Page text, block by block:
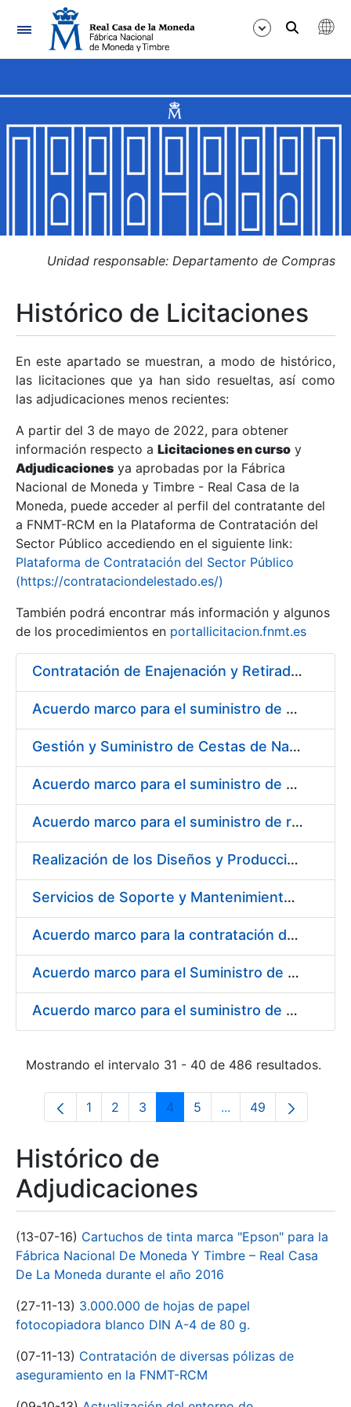
Navegación
Mostrar/Ocultar
Mostrar/Ocultar
Mostrar/Ocultar
Mostrar/Ocultar
Mostrar/Ocultar
Mostrar/Ocultar
Unidad responsable: Departamento de Compras
Histórico de Licitaciones
En este apartado se muestran, a modo de histórico,
las licitaciones que ya han sido resueltas, así como
las adjudicaciones menos recientes:
A partir del 3 de mayo de 2022, para obtener
información respecto a Licitaciones en curso y
Adjudicaciones ya aprobadas por la Fábrica
Nacional de Moneda y Timbre - Real Casa de la
Moneda, puede acceder al perfil del contratante del
a FNMT-RCM en la Plataforma de Contratación del
Sector Público accediendo en el siguiente link:
Plataforma de Contratación del Sector Público
(https://contrataciondelestado.es/)
También podrá encontrar más información y algunos
de los procedimientos en portallicitacion.fnmt.es
Contratación de Enajenación y Retirada de Chatarra de Hierro, Acero y Chapa de la RCM-FNMT
Acuerdo marco para el suministro de material de electricidad para la FNMT RCM en su sede de Madrid
Gestión y Suministro de Cestas de Navidad para los trabajadores de la Fábrica Nacional de Moneda y Timbre-Real Casa de la Moneda (FNMT-RCM) para el año 2021
Acuerdo marco para el suministro de material de transmisiones de potencia, rodamientos, estanqueidad e hidráulica
Acuerdo marco para el suministro de repuestos específicos de maquinaria
Realización de los Diseños y Producción del Material Gráfico, en sus diferentes formatos y dispositivos, para la correcta comunicación, tanto interna como externa, de la entidad pública empresarial, Fábrica Nacional de Moneda y Timbre-Real Casa de la Moneda (FNMT-RCM)
Servicios de Soporte y Mantenimiento Integral (correctivo, preventivo, evolutivo) del Sistema de Gestión del Ciclo de Vida de las Aplicaciones en el Área de Desarrollo de CERES
Acuerdo marco para la contratación del suministro de material de informática para equipos de producción
Acuerdo marco para el Suministro de Consumibles Informáticos
Acuerdo marco para el suministro de material de filtración
Mostrando el intervalo 31 - 40 de 486 resultados.
Página
1 Página
2 Página
3 Página
4 Página
5 ...Páginas intermedias
Página
49
Histórico de
Adjudicaciones
(13-07-16) Cartuchos de tinta marca "Epson" para la
Fábrica Nacional De Moneda Y Timbre – Real Casa
De La Moneda durante el año 2016
(27-11-13) 3.000.000 de hojas de papel
fotocopiadora blanco DIN A-4 de 80 g.
(07-11-13) Contratación de diversas pólizas de
aseguramiento en la FNMT-RCM